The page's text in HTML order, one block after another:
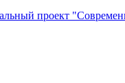
проект